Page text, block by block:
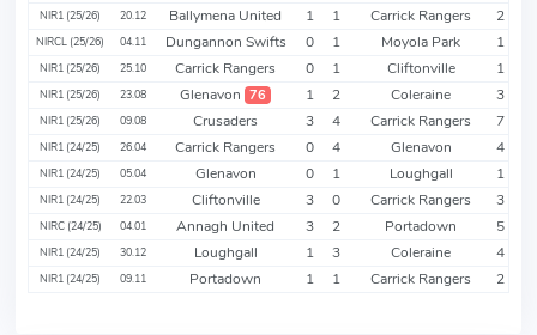
NIR1 (25/26) 20.12 Ballymena United 1 1 Carrick Rangers 2
NIRCL (25/26) 04.11 Dungannon Swifts 0 1 Moyola Park 1
NIR1 (25/26) 25.10 Carrick Rangers 0 1 Cliftonville 1
NIR1 (25/26) 23.08 Glenavon 76 1 2 Coleraine 3
NIR1 (25/26) 09.08 Crusaders 3 4 Carrick Rangers 7
NIR1 (24/25) 26.04 Carrick Rangers 0 4 Glenavon 4
NIR1 (24/25) 05.04 Glenavon 0 1 Loughgall 1
NIR1 (24/25) 22.03 Cliftonville 3 0 Carrick Rangers 3
NIRC (24/25) 04.01 Annagh United 3 2 Portadown 5
NIR1 (24/25) 30.12 Loughgall 1 3 Coleraine 4
NIR1 (24/25) 09.11 Portadown 1 1 Carrick Rangers 2